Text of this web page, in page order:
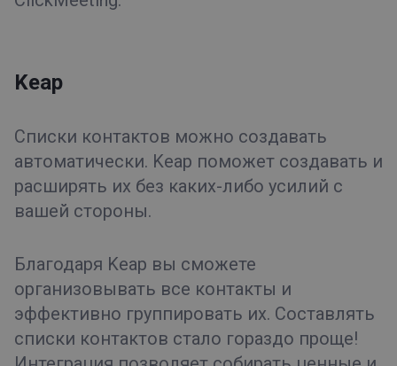
Keap
Списки контактов можно создавать
автоматически. Keap поможет создавать и
расширять их без каких-либо усилий с
вашей стороны.
Благодаря Keap вы сможете
организовывать все контакты и
эффективно группировать их. Составлять
списки контактов стало гораздо проще!